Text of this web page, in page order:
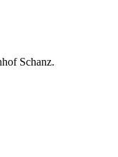
Schanz.